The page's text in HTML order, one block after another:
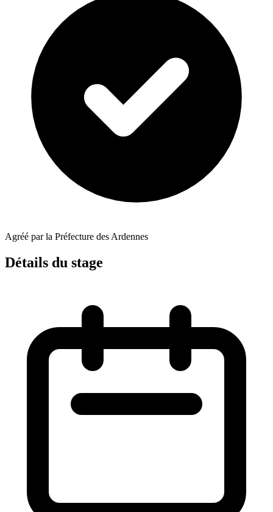
Agréé par la Préfecture des Ardennes
Détails du stage